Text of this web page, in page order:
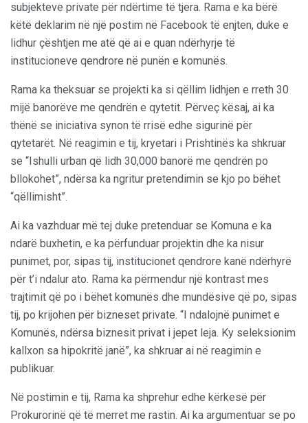
subjekteve private për ndërtime të tjera. Rama e ka bërë
këtë deklarim në një postim në Facebook të enjten, duke e
lidhur çështjen me atë që ai e quan ndërhyrje të
institucioneve qendrore në punën e komunës.
Rama ka theksuar se projekti ka si qëllim lidhjen e rreth 30
mijë banorëve me qendrën e qytetit. Përveç kësaj, ai ka
thënë se iniciativa synon të rrisë edhe sigurinë për
qytetarët. Në reagimin e tij, kryetari i Prishtinës ka shkruar
se “Ishulli urban që lidh 30,000 banorë me qendrën po
bllokohet”, ndërsa ka ngritur pretendimin se kjo po bëhet
“qëllimisht”.
Ai ka vazhduar më tej duke pretenduar se Komuna e ka
ndarë buxhetin, e ka përfunduar projektin dhe ka nisur
punimet, por, sipas tij, institucionet qendrore kanë ndërhyrë
për t’i ndalur ato. Rama ka përmendur një kontrast mes
trajtimit që po i bëhet komunës dhe mundësive që po, sipas
tij, po krijohen për bizneset private. “I ndalojnë punimet e
Komunës, ndërsa biznesit privat i jepet leja. Ky seleksionim
kallxon sa hipokritë janë”, ka shkruar ai në reagimin e
publikuar.
Në postimin e tij, Rama ka shprehur edhe kërkesë për
Prokurorinë që të merret me rastin. Ai ka argumentuar se po